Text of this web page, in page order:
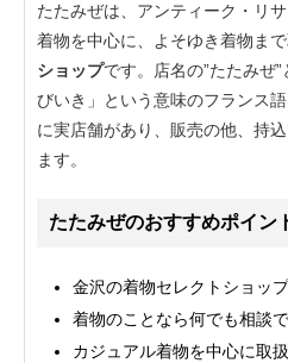
たたみぜは、アンティーク・リ
着物を中心に、よそゆき着物まで
ショップです。店名の”たたみぜ
びいき」という意味のフランス
に実店舗があり、販売の他、持
ます。
たたみぜのおすすめポイン
金沢の着物セレクトショップ
着物のことなら何でも相談
カジュアル着物を中心に取